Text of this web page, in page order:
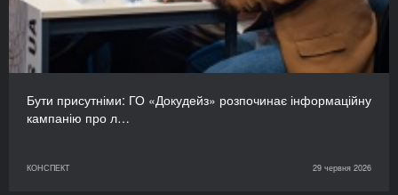
Бути присутніми: ГО «Докудейз» розпочинає інформаційну
кампанію про л…
КОНСПЕКТ 29 червня 2026